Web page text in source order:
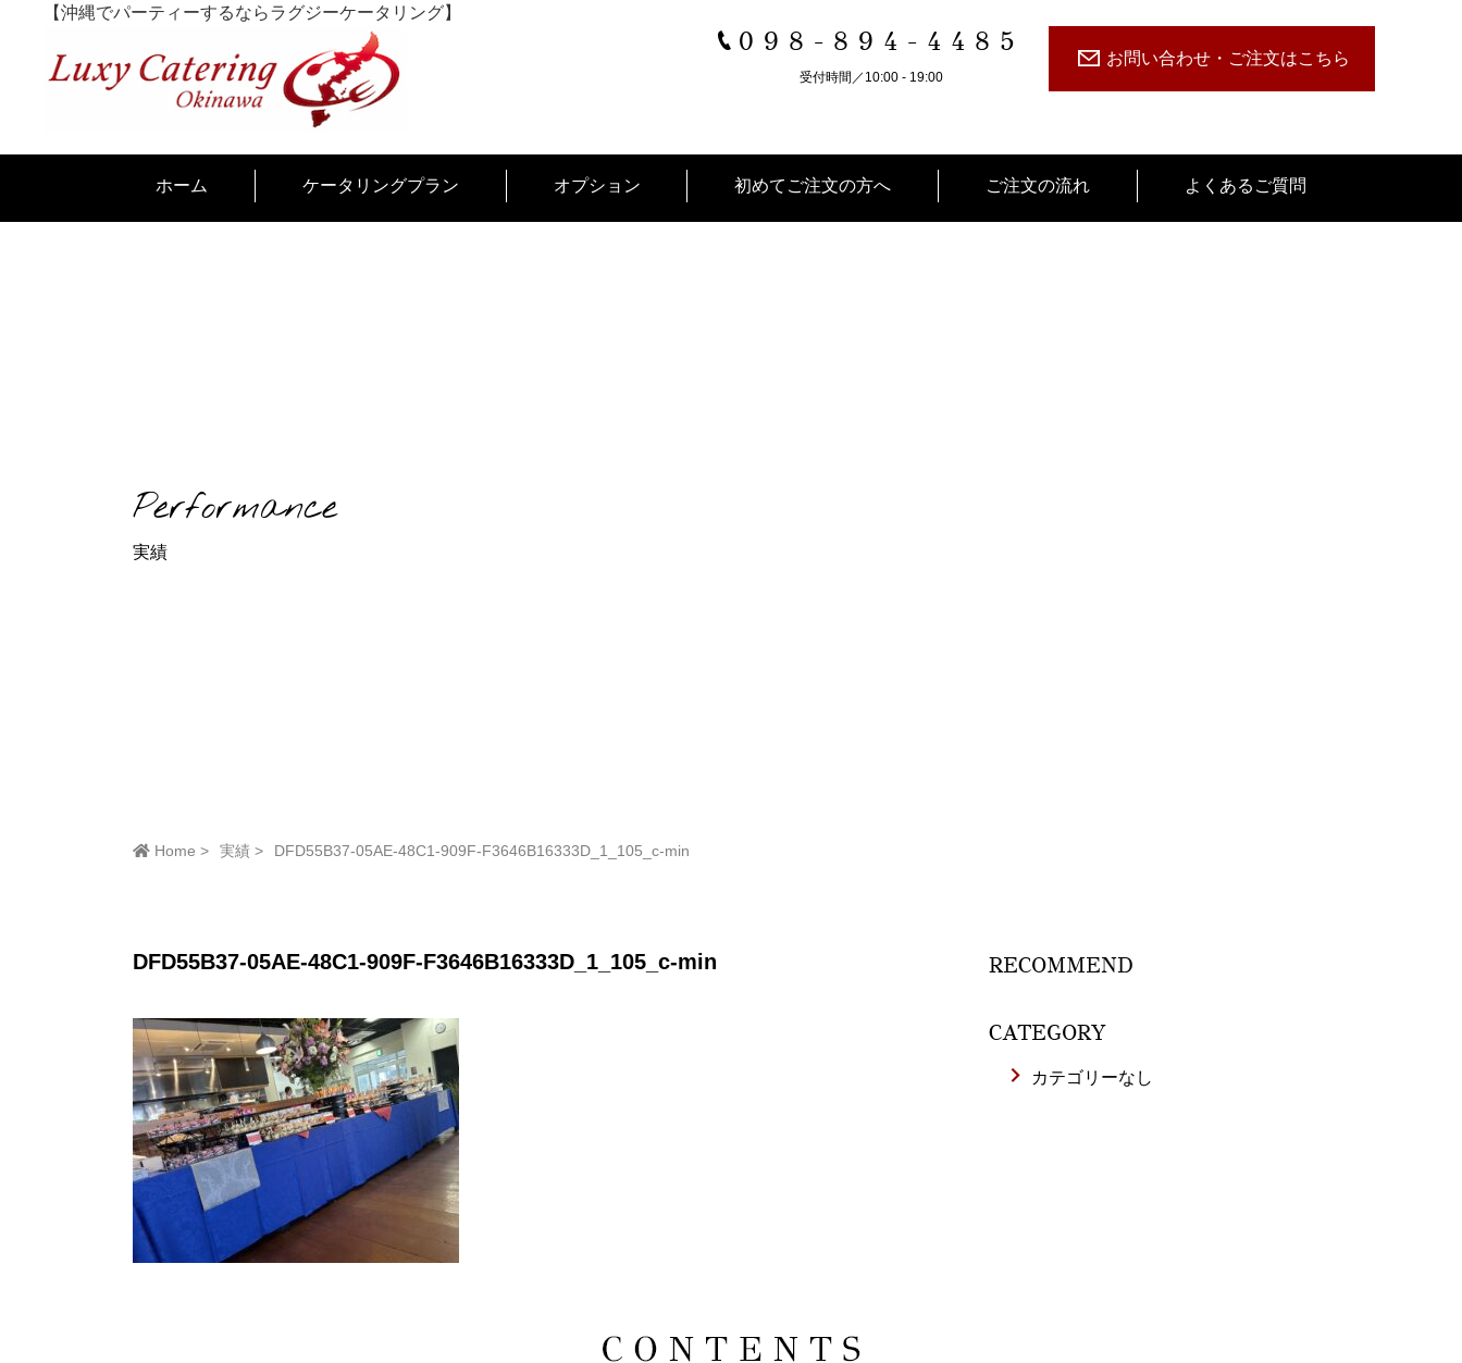
【沖縄でパーティーするならラグジーケータリング】
098-894-4485
受付時間／10:00 - 19:00
お問い合わせ・ご注文はこちら
ホーム ケータリングプラン オプション 初めてご注文の方へ ご注文の流れ よくあるご質問
Performance
実績
Home 実績 DFD55B37-05AE-48C1-909F-F3646B16333D_1_105_c-min
DFD55B37-05AE-48C1-909F-F3646B16333D_1_105_c-min RECOMMEND
CATEGORY
カテゴリーなし